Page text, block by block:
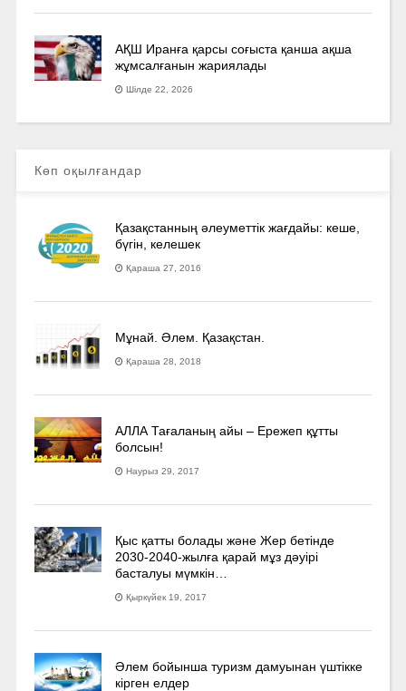
АҚШ Иранға қарсы соғыста қанша ақша
жұмсалғанын жариялады
Шілде 22, 2026
Көп оқылғандар
Қазақстанның әлеуметтік жағдайы: кеше,
бүгін, келешек
Қараша 27, 2016
Мұнай. Әлем. Қазақстан.
Қараша 28, 2018
АЛЛА Тағаланың айы – Ережеп құтты
болсын!
Наурыз 29, 2017
Қыс қатты болады және Жер бетінде
2030-2040­-жылға қарай мұз дәуірі
басталуы мүмкін…
Қыркүйек 19, 2017
Әлем бойынша туризм дамуынан үштікке
кірген елдер